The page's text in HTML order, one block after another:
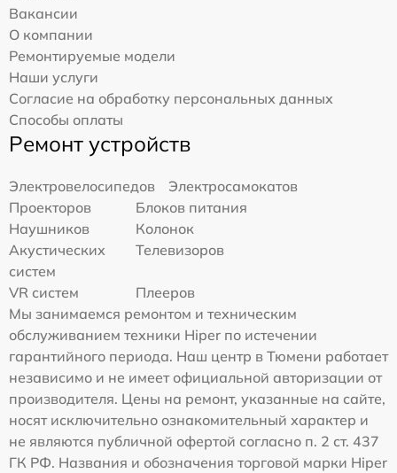
Вакансии
О компании
Ремонтируемые модели
Наши услуги
Согласие на обработку персональных данных
Способы оплаты
Ремонт устройств
Электровелосипедов
Электросамокатов
Проекторов
Блоков питания
Наушников
Колонок
Акустических
систем
Телевизоров
VR систем
Плееров
Мы занимаемся ремонтом и техническим
обслуживанием техники Hiper по истечении
гарантийного периода. Наш центр в Тюмени работает
независимо и не имеет официальной авторизации от
производителя. Цены на ремонт, указанные на сайте,
носят исключительно ознакомительный характер и
не являются публичной офертой согласно п. 2 ст. 437
ГК РФ. Названия и обозначения торговой марки Hiper